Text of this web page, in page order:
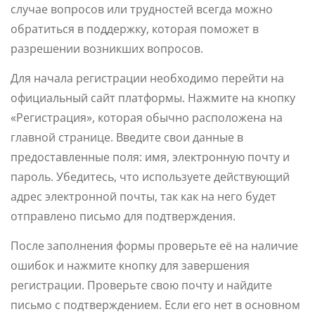
случае вопросов или трудностей всегда можно
обратиться в поддержку, которая поможет в
разрешении возникших вопросов.
Для начала регистрации необходимо перейти на
официальный сайт платформы. Нажмите на кнопку
«Регистрация», которая обычно расположена на
главной странице. Введите свои данные в
предоставленные поля: имя, электронную почту и
пароль. Убедитесь, что используете действующий
адрес электронной почты, так как на него будет
отправлено письмо для подтверждения.
После заполнения формы проверьте её на наличие
ошибок и нажмите кнопку для завершения
регистрации. Проверьте свою почту и найдите
письмо с подтверждением. Если его нет в основном